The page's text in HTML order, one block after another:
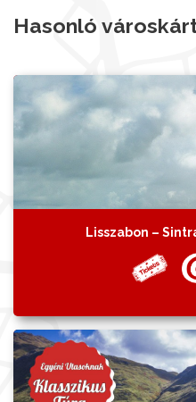
Hasonló
Lisszabon –